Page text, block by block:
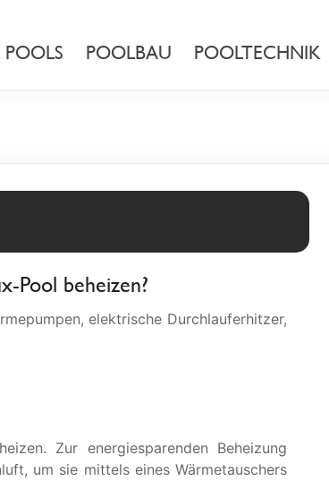
POOLS POOLBAU POOLTECHNIK
Pool beheizen?
elektrische Durchlauferhitzer,
Zur energiesparenden Beheizung
um sie mittels eines Wärmetauschers